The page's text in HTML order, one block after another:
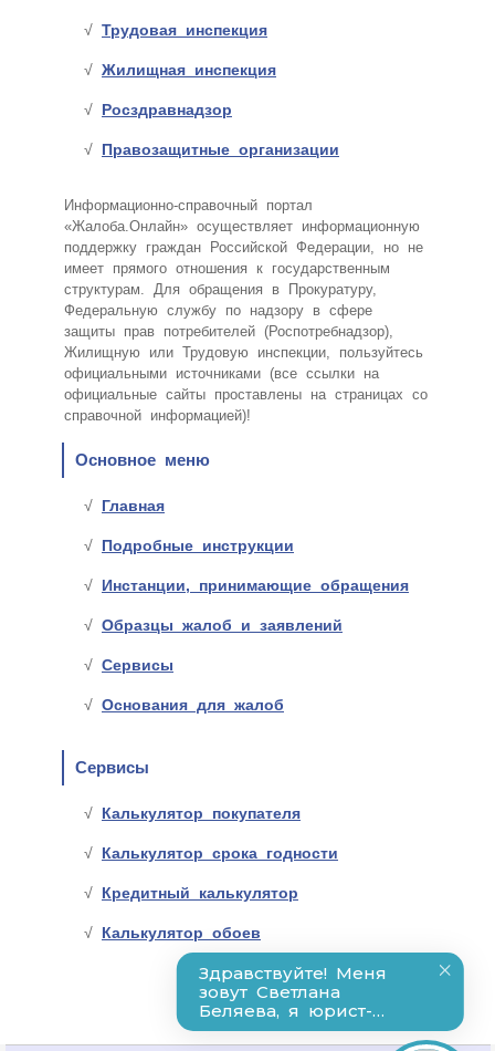
Трудовая инспекция
Жилищная инспекция
Росздравнадзор
Правозащитные организации
Информационно-справочный портал
«Жалоба.Онлайн» осуществляет информационную
поддержку граждан Российской Федерации, но не
имеет прямого отношения к государственным
структурам. Для обращения в Прокуратуру,
Федеральную службу по надзору в сфере
защиты прав потребителей (Роспотребнадзор),
Жилищную или Трудовую инспекции, пользуйтесь
официальными источниками (все ссылки на
официальные сайты проставлены на страницах со
справочной информацией)!
Основное меню
Главная
Подробные инструкции
Инстанции, принимающие обращения
Образцы жалоб и заявлений
Сервисы
Основания для жалоб
Сервисы
Калькулятор покупателя
Калькулятор срока годности
Кредитный калькулятор
Калькулятор обоев